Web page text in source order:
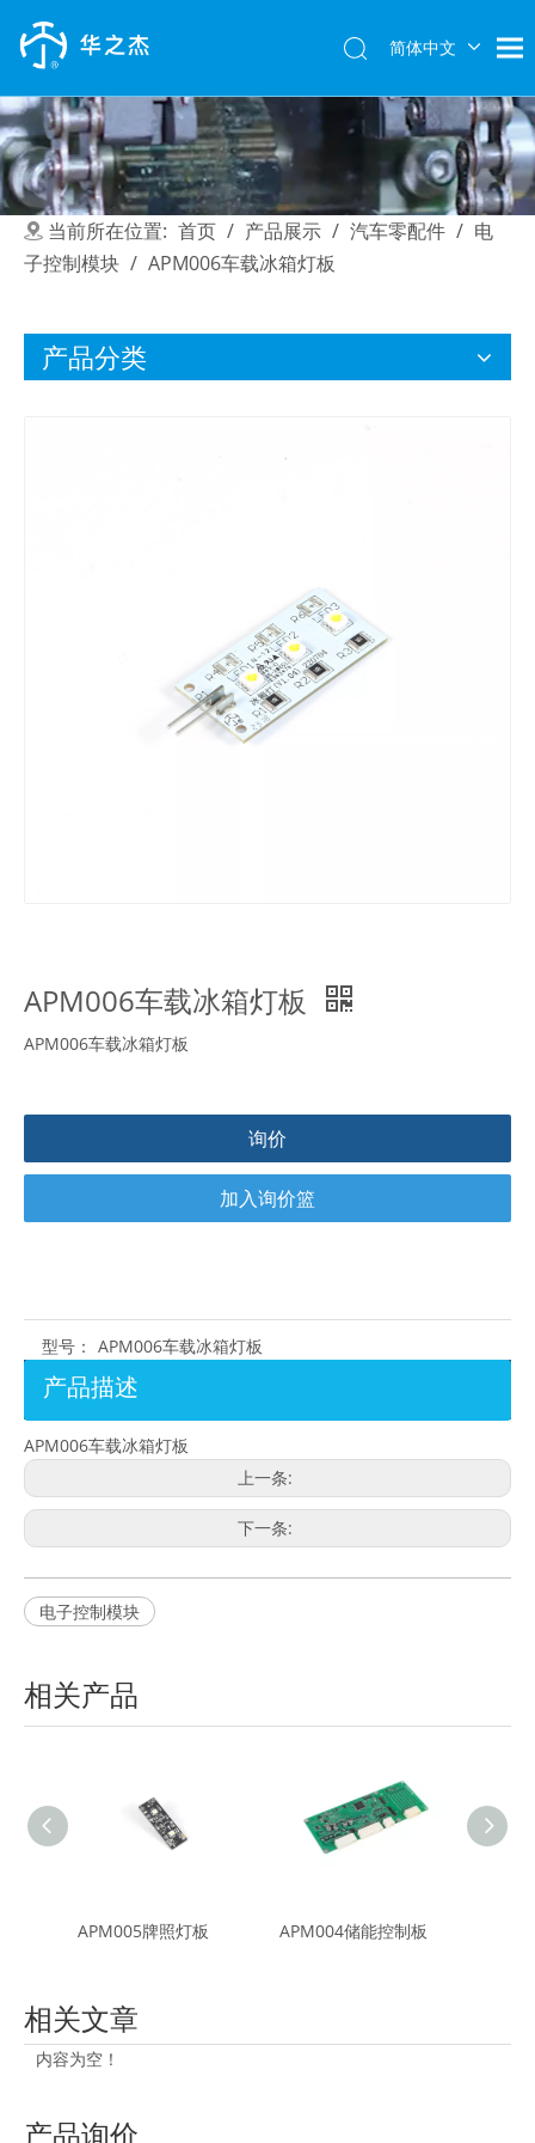
简体中文
当前所在位置: 首页 / 产品展示 / 汽车零配件 / 电
子控制模块 / APM006车载冰箱灯板
产品分类
APM006车载冰箱灯板
APM006车载冰箱灯板
询价
加入询价篮
型号： APM006车载冰箱灯板
产品描述
APM006车载冰箱灯板
上一条:
下一条:
电子控制模块
相关产品
APM005牌照灯板 APM004储能控制板
相关文章
内容为空！
产品询价